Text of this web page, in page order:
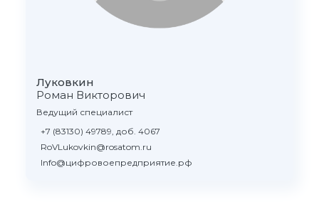
Луковкин
Роман Викторович
Ведущий специалист
+7 (83130) 49789, доб. 4067
RoVLukovkin@rosatom.ru
Info@цифровоепредприятие.рф